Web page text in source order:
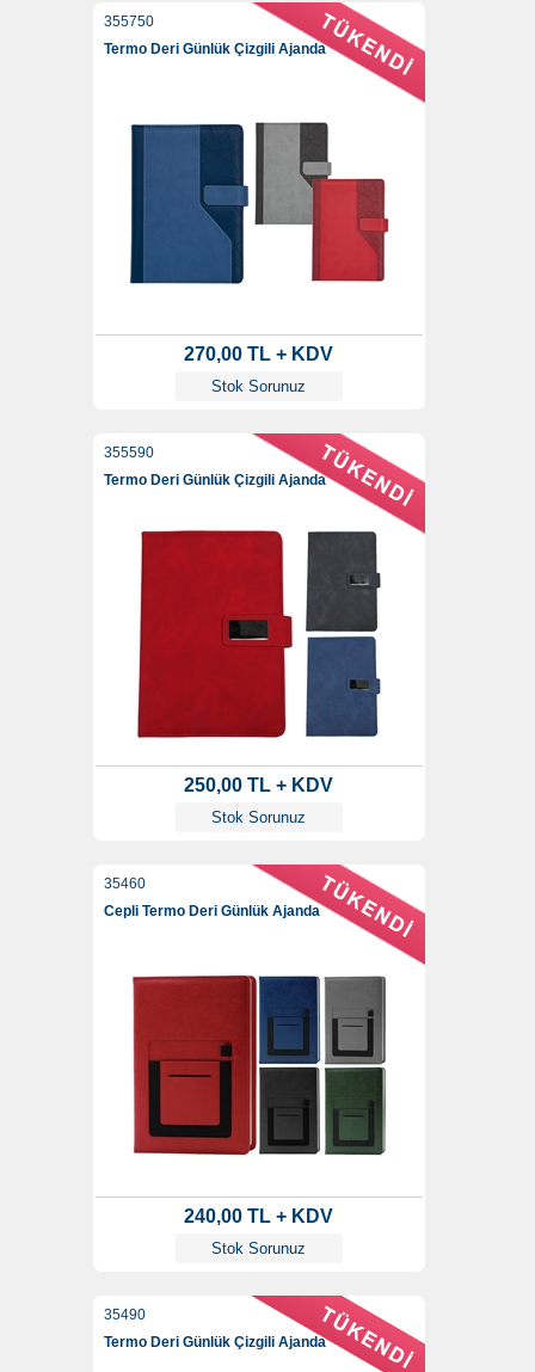
355750
Termo Deri Günlük Çizgili Ajanda
270,00 TL + KDV
Stok Sorunuz
355590
Termo Deri Günlük Çizgili Ajanda
250,00 TL + KDV
Stok Sorunuz
35460
Cepli Termo Deri Günlük Ajanda
240,00 TL + KDV
Stok Sorunuz
35490
Termo Deri Günlük Çizgili Ajanda